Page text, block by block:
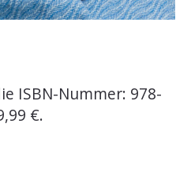
ISBN-Nummer: 978-
€.